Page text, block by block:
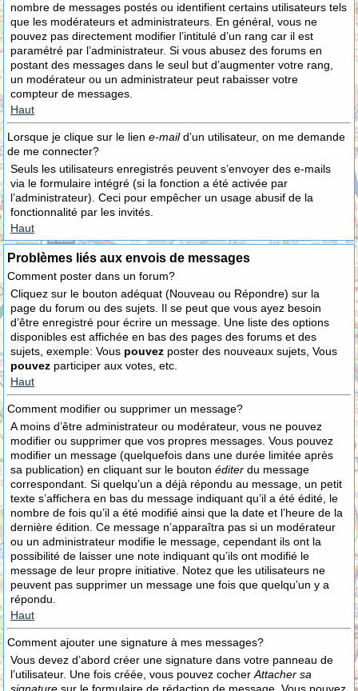
nombre de messages postés ou identifient certains utilisateurs tels
que les modérateurs et administrateurs. En général, vous ne
pouvez pas directement modifier l’intitulé d’un rang car il est
paramétré par l’administrateur. Si vous abusez des forums en
postant des messages dans le seul but d’augmenter votre rang,
un modérateur ou un administrateur peut rabaisser votre
compteur de messages.
Haut
Lorsque je clique sur le lien e-maild’un utilisateur, on me demande
de me connecter?
Seuls les utilisateurs enregistrés peuvent s’envoyer des e-mails
via le formulaire intégré (si la fonction a été activée par
l’administrateur). Ceci pour empêcher un usage abusif de la
fonctionnalité par les invités.
Haut
Problèmes liés aux envois de messages
Comment poster dans un forum?
Cliquez sur le bouton adéquat (Nouveau ou Répondre) sur la
page du forum ou des sujets. Il se peut que vous ayez besoin
d’être enregistré pour écrire un message. Une liste des options
disponibles est affichée en bas des pages des forums et des
sujets, exemple: Vous pouvez poster des nouveaux sujets, Vous
pouvez participer aux votes, etc.
Haut
Comment modifier ou supprimer un message?
A moins d’être administrateur ou modérateur, vous ne pouvez
modifier ou supprimer que vos propres messages. Vous pouvez
modifier un message (quelquefois dans une durée limitée après
sa publication) en cliquant sur le bouton éditer du message
correspondant. Si quelqu’un a déjà répondu au message, un petit
texte s’affichera en bas du message indiquant qu’il a été édité, le
nombre de fois qu’il a été modifié ainsi que la date et l’heure de la
dernière édition. Ce message n’apparaîtra pas si un modérateur
ou un administrateur modifie le message, cependant ils ont la
possibilité de laisser une note indiquant qu’ils ont modifié le
message de leur propre initiative. Notez que les utilisateurs ne
peuvent pas supprimer un message une fois que quelqu’un y a
répondu.
Haut
Comment ajouter une signature à mes messages?
Vous devez d’abord créer une signature dans votre panneau de
l’utilisateur. Une fois créée, vous pouvez cocher Attacher sa